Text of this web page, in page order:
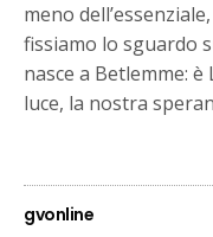
meno
fissiamo lo sguardo
nasce a Betlemme:
luce, la nostra
gvonline